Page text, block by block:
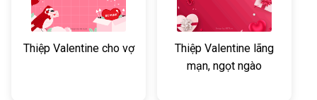
Thiệp Valentine cho vợ
Thiệp Valentine lãng
mạn, ngọt ngào